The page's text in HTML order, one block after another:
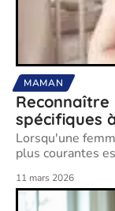
MAMAN
Reconnaître
spécifiques
Lorsqu'une
plus courantes
11 mars 2026